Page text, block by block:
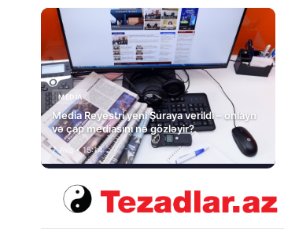
MEDİA
Media Reyestri yeni Şuraya verildi – onlayn
və çap mediasını nə gözləyir?
7 Avq • 15:14